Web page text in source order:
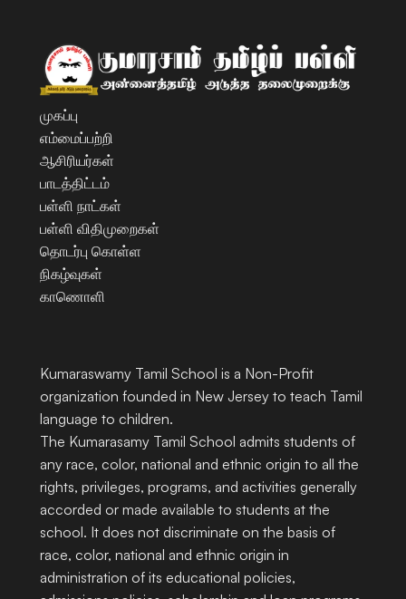
முகப்பு
எம்மைப்பற்றி
ஆசிரியர்கள்
பாடத்திட்டம்
பள்ளி நாட்கள்
பள்ளி விதிமுறைகள்
தொடர்பு கொள்ள
நிகழ்வுகள்
காணொளி
Kumaraswamy Tamil School is a Non-Profit
organization founded in New Jersey to teach Tamil
language to children.
The Kumarasamy Tamil School admits students of
any race, color, national and ethnic origin to all the
rights, privileges, programs, and activities generally
accorded or made available to students at the
school. It does not discriminate on the basis of
race, color, national and ethnic origin in
administration of its educational policies,